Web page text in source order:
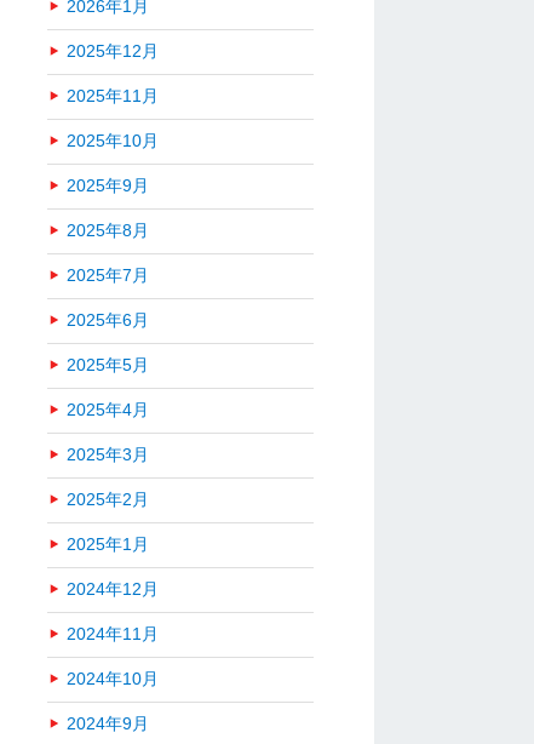
2026年1月
2025年12月
2025年11月
2025年10月
2025年9月
2025年8月
2025年7月
2025年6月
2025年5月
2025年4月
2025年3月
2025年2月
2025年1月
2024年12月
2024年11月
2024年10月
2024年9月